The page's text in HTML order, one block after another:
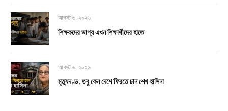
আগস্ট ৬, ২০২৬
শিক্ষকদের ভাগ্য এখন শিক্ষার্থীদের হাতে
আগস্ট ৬, ২০২৬
মৃত্যুদণ্ড, তবু কেন দেশে ফিরতে চান শেখ হাসিনা